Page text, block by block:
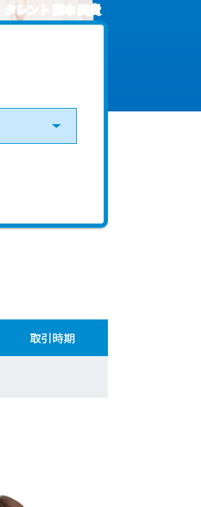
タレント 藤本 美貴
取引時期